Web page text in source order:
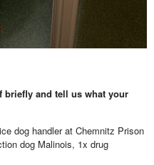
briefly and tell us what your
dog handler at Chemnitz Prison
dog Malinois, 1x drug